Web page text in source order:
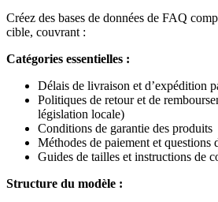
Créez des bases de données de FAQ
cible, couvrant :
Catégories essentielles :
Délais de livraison et d’expédition
Politiques de retour et de
législation locale)
Conditions de garantie des produits
Méthodes de paiement et questions
Guides de tailles et instructions de
Structure du modèle :